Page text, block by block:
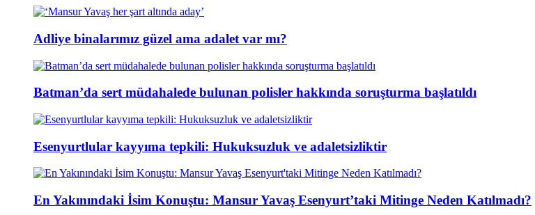
Adliye binalarımız güzel ama adalet var mı?
Batman’da sert müdahalede bulunan polisler hakkında soruşturma başlatıldı
Esenyurtlular kayyıma tepkili: Hukuksuzluk ve adaletsizliktir
En Yakınındaki İsim Konuştu: Mansur Yavaş Esenyurt’taki Mitinge Neden Katılmadı?